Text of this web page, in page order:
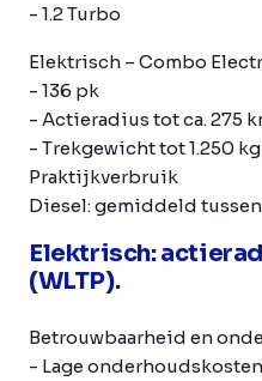
- 1.2 Turbo
Elektrisch – Combo
- 136 pk
- Actieradius tot ca. 275
- Trekgewicht tot 1.250 kg
Praktijkverbruik
Diesel: gemiddeld tussen
Elektrisch:
(WLTP).
Betrouwbaarheid en
- Lage onderhoudskosten